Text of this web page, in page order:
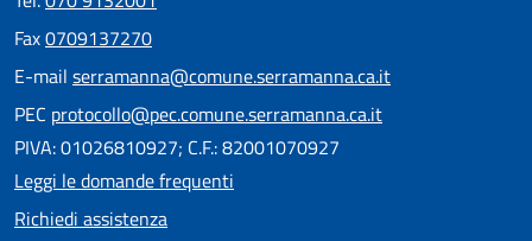
Fax0709137270
E-mail serramanna@comune.serramanna.ca.it
PEC protocollo@pec.comune.serramanna.ca.it
PIVA: 01026810927; C.F.: 82001070927
Leggi le domande frequenti
Richiedi assistenza